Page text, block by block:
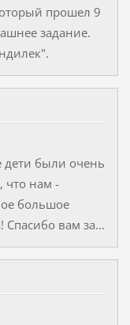
прошел 9
задание.
дети были очень
что нам -
большое
вам за...